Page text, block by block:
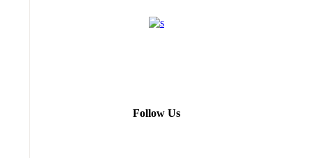
Follow Us